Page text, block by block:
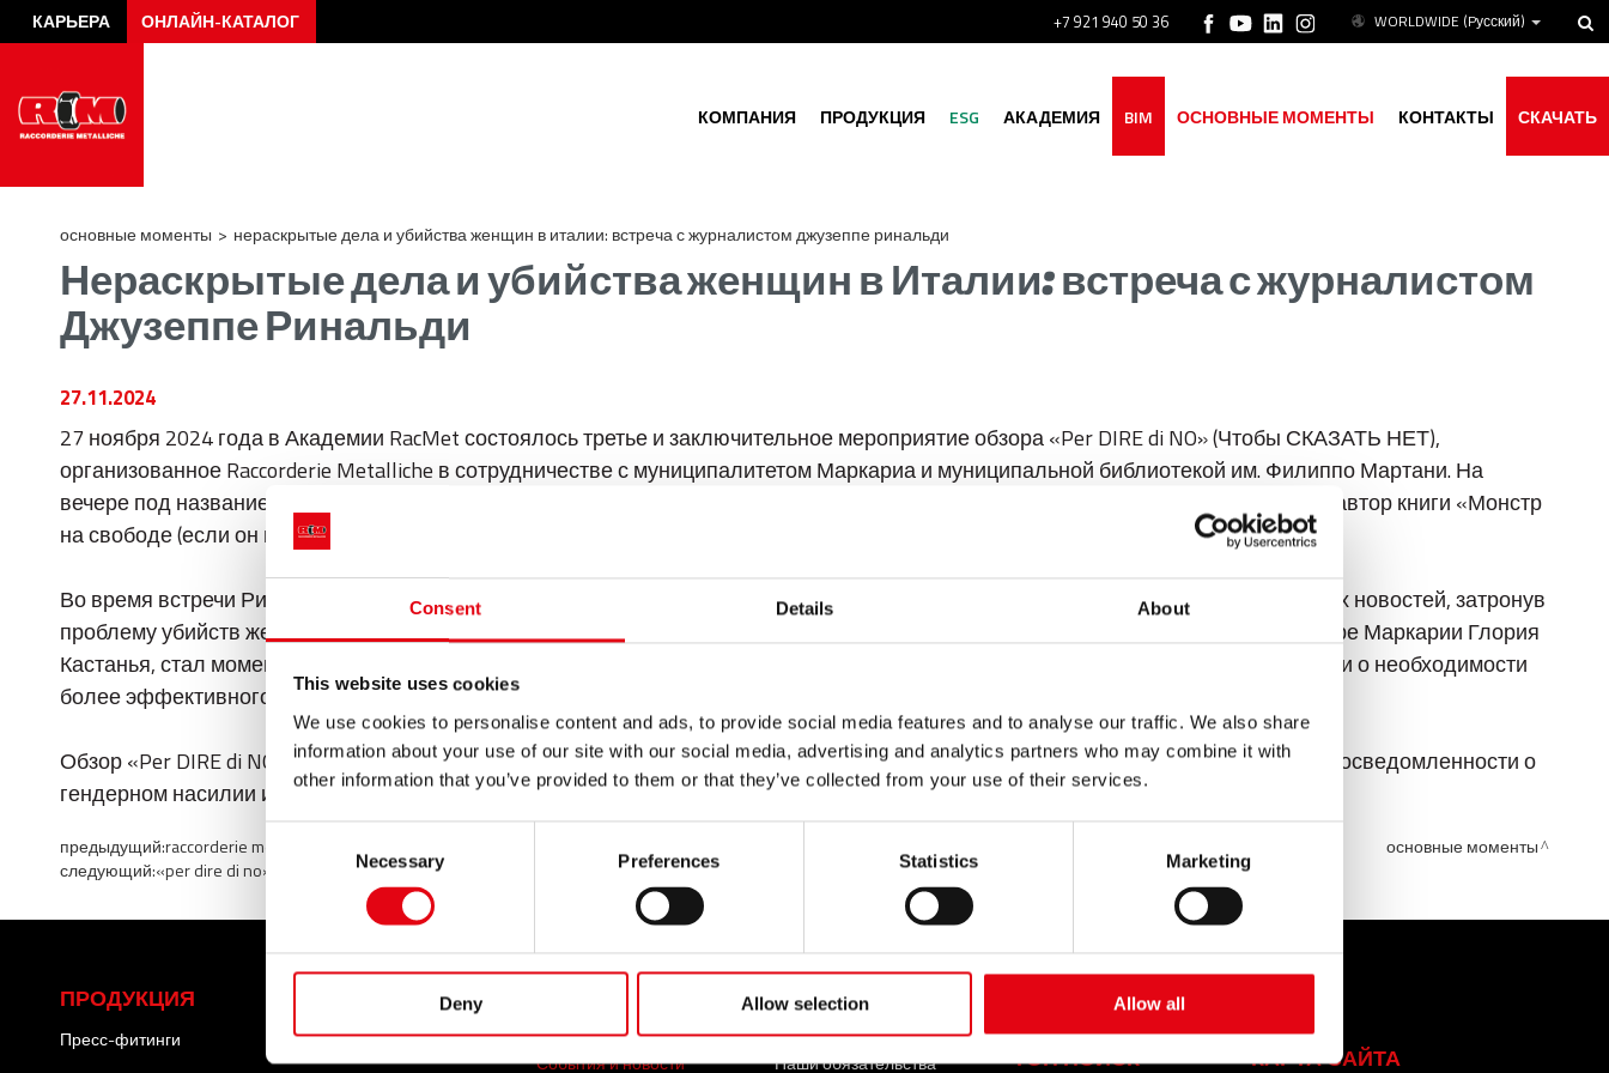
Consent Details About
This website uses cookies
We use cookies to personalise content and ads, to provide social media features and to analyse our traffic. We also share
information about your use of our site with our social media, advertising and analytics partners who may combine it with
other information that you’ve provided to them or that they’ve collected from your use of their services.
Necessary Preferences Statistics Marketing
Deny Allow selection Allow all
WORLDWIDE (Pусский)
КАРЬЕРА ОНЛАЙН-КАТАЛОГ +7 921 940 50 36
КОМПАНИЯ ПРОДУКЦИЯ ESG АКАДЕМИЯ BIM ОСНОВНЫЕ МОМЕНТЫ КОНТАКТЫ СКАЧАТЬ
основные моменты > нераскрытые дела и убийства женщин в италии: встреча с журналистом джузеппе ринальди
Нераскрытые дела и убийства женщин в Италии: встреча с журналистом
Джузеппе Ринальди
27.11.2024
27 ноября 2024 года в Академии RacMet состоялось третье и заключительное мероприятие обзора «Per DIRE di NO» (Чтобы СКАЗАТЬ НЕТ),
организованное Raccorderie Metalliche в сотрудничестве с муниципалитетом Маркариа и муниципальной библиотекой им. Филиппо Мартани. На
вечере под названием «Нераскрытые дела и убийства женщин в Италии» выступил журналист и писатель Джузеппе Ринальди, автор книги «Монстр
на свободе (если он не умер)».
Во время встречи Ринальди рассказал о некоторых из самых символичных и драматических событий итальянских криминальных новостей, затронув
проблему убийств женщин и трудности в раскрытии некоторых дел. Вечер, модератором которого выступила советник по культуре Маркарии Глория
Кастанья, стал моментом для анализа и обсуждения сложной динамики, которая часто сопровождает гендерные преступления, и о необходимости
более эффективного реагирования со стороны общества и учреждений.
Обзор «Per DIRE di NO» (Чтобы СКАЗАТЬ НЕТ) завершился этим насыщенным вечером, оставив сильное послание о повышении осведомленности о
гендерном насилии и решающей роли культурных изменений для его предотвращения.
предыдущий:raccorderie metalliche поддерживает all-in rock 2024: праздник музыки и инклюзии
следующий:«per dire di no» (чтобы сказать нет): raccorderie metalliche против насилия в отношении женщин
основные моменты
ПРОДУКЦИЯ
Пресс-фитинги
События и новости
КОМПАНИЯ
Кто мы
Наши обязательства
КОНТАКТЫ
ТОП ПОИСК
КАРТА САЙТА